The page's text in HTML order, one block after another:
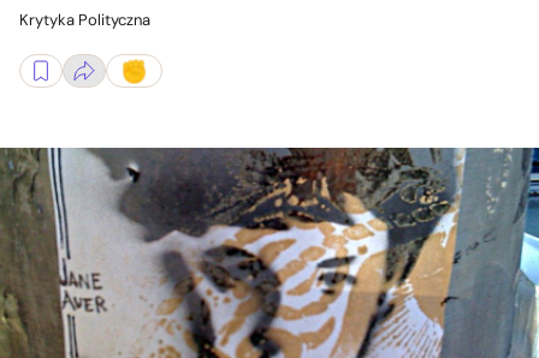
Krytyka Polityczna